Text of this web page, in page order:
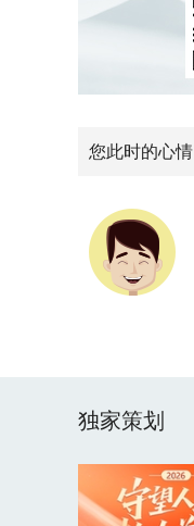
您此时的心情
独家策划